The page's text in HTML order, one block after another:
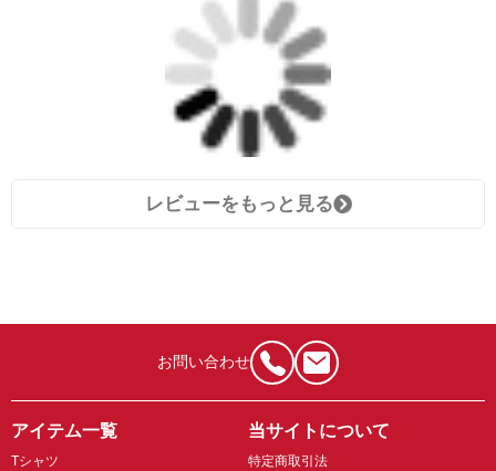
レビューをもっと見る
お問い合わせ
アイテム一覧
Tシャツ
当サイトについて
特定商取引法